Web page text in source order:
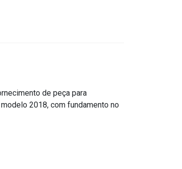
de peça para
2018, com fundamento no